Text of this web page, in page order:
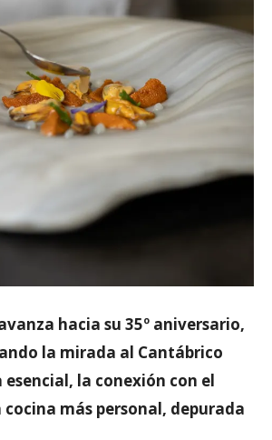
hacia su 35º aniversario,
la mirada al Cantábrico
esencial, la conexión con el
más personal, depurada